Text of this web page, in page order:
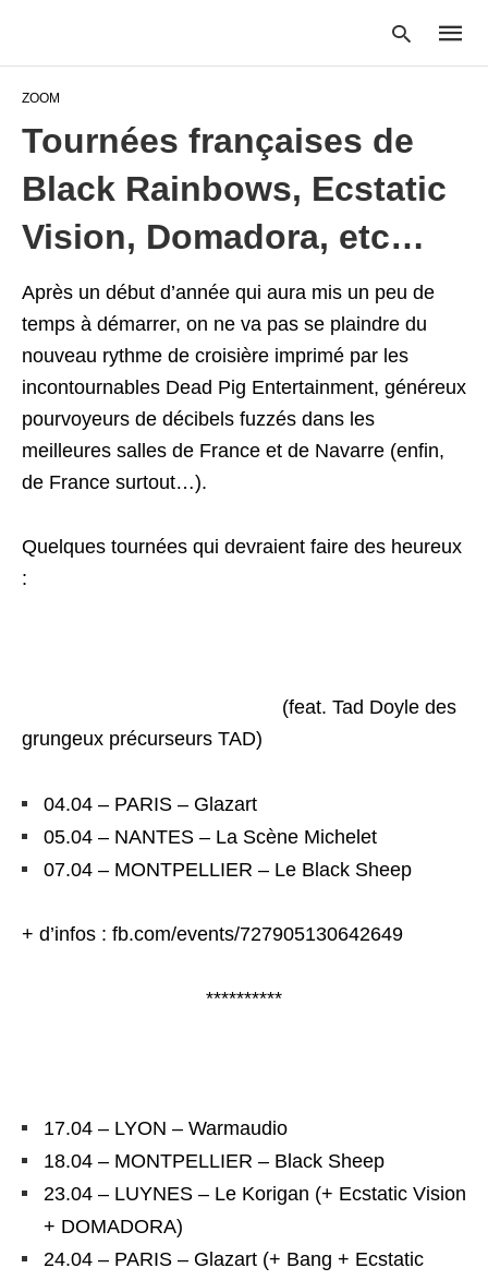
your
search
ZOOM
Tournées françaises de
Black Rainbows, Ecstatic
Vision, Domadora, etc…
Après un début d’année qui aura mis un peu de
temps à démarrer, on ne va pas se plaindre du
nouveau rythme de croisière imprimé par les
incontournables Dead Pig Entertainment, généreux
pourvoyeurs de décibels fuzzés dans les
meilleures salles de France et de Navarre (enfin,
de France surtout…).
Quelques tournées qui devraient faire des heureux
:
(feat. Tad Doyle des
grungeux précurseurs TAD)
04.04 – PARIS – Glazart
05.04 – NANTES – La Scène Michelet
07.04 – MONTPELLIER – Le Black Sheep
+ d’infos : fb.com/events/727905130642649
**********
17.04 – LYON – Warmaudio
18.04 – MONTPELLIER – Black Sheep
23.04 – LUYNES – Le Korigan (+ Ecstatic Vision
+ DOMADORA)
24.04 – PARIS – Glazart (+ Bang + Ecstatic